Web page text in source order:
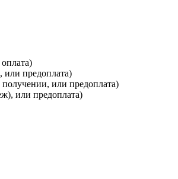
или предоплата)
или предоплата)
или предоплата)